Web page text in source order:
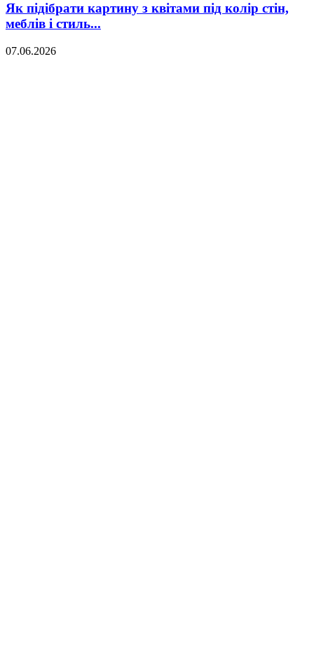
Як підібрати картину з квітами під колір стін,
меблів і стиль...
07.06.2026